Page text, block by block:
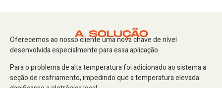
A SOLUÇÃO
Oferecemos ao nosso cliente uma nova chave de nível
desenvolvida especialmente para essa aplicação.
Para o problema de alta temperatura foi adicionado ao sistema a
seção de resfriamento, impedindo que a temperatura elevada